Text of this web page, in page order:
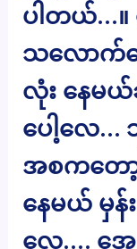
ပါတယ်…။
သလောက်
လုံး နေ
ပေါ့လေ…
အစကတေ
နေမယ် မှ
လေ…. အေ